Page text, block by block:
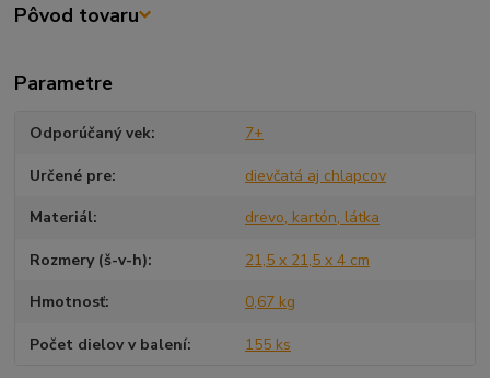
Pôvod tovaru
Parametre
Odporúčaný vek 7+
Určené pre dievčatá aj chlapcov
Materiál drevo, kartón, látka
Rozmery (š-v-h) 21,5 x 21,5 x 4 cm
Hmotnosť 0,67 kg
Počet dielov v balení 155 ks